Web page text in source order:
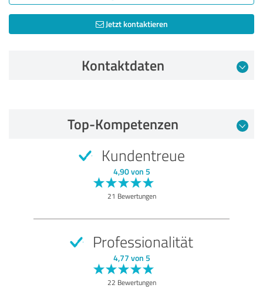
Jetzt kontaktieren
Kontaktdaten
Empfehlung
Top-Kompetenzen
Kundentreue
4,90 von 5
21 Bewertungen
Professionalität
4,77 von 5
22 Bewertungen